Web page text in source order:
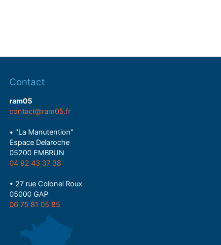
Contact
ram05
contact@ram05.fr
• "La Manutention"
Espace Delaroche
05200 EMBRUN
04 92 43 37 38
• 27 rue Colonel Roux
05000 GAP
06 75 81 05 85